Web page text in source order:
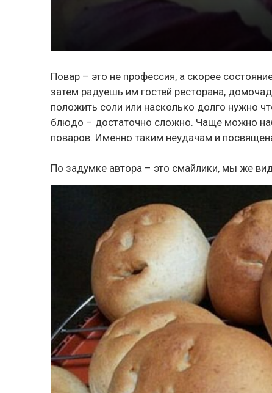
Повар – это не профессия, а скорее
затем радуешь им гостей ресторана,
положить соли или насколько долго нужно
блюдо – достаточно сложно. Чаще можно
поваров. Именно таким неудачам и
По задумке автора – это смайлики, мы же